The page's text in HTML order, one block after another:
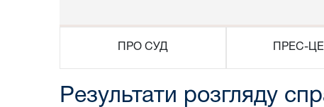
ПРО СУД ПРЕС-
Результати розгляду